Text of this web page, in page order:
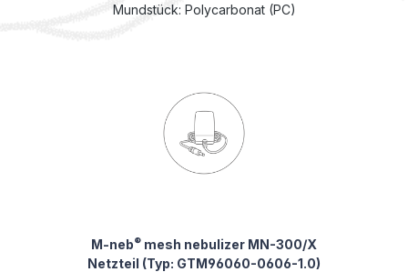
Mundstück: Polycarbonat (PC)
M-neb® mesh nebulizer MN-300/X
Netzteil (Typ: GTM96060-0606-1.0)